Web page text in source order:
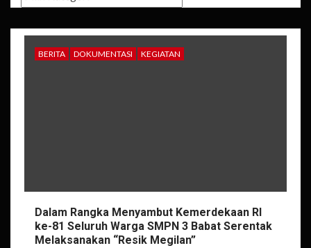
BERITA DOKUMENTASI KEGIATAN
Dalam Rangka Menyambut Kemerdekaan RI
ke-81 Seluruh Warga SMPN 3 Babat Serentak
Melaksanakan “Resik Megilan”